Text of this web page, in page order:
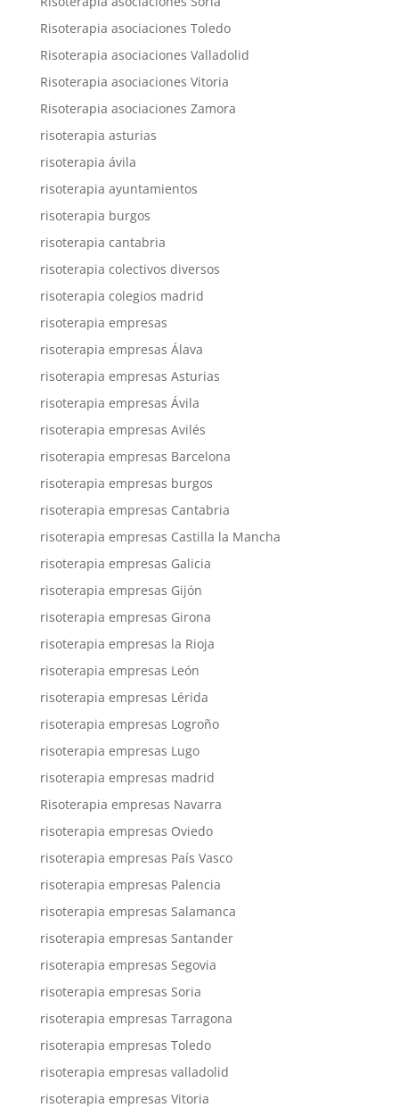
Risoterapia asociaciones Toledo
Risoterapia asociaciones Valladolid
Risoterapia asociaciones Vitoria
Risoterapia asociaciones Zamora
risoterapia asturias
risoterapia ávila
risoterapia ayuntamientos
risoterapia burgos
risoterapia cantabria
risoterapia colectivos diversos
risoterapia colegios madrid
risoterapia empresas
risoterapia empresas Álava
risoterapia empresas Asturias
risoterapia empresas Ávila
risoterapia empresas Avilés
risoterapia empresas Barcelona
risoterapia empresas burgos
risoterapia empresas Cantabria
risoterapia empresas Castilla la Mancha
risoterapia empresas Galicia
risoterapia empresas Gijón
risoterapia empresas Girona
risoterapia empresas la Rioja
risoterapia empresas León
risoterapia empresas Lérida
risoterapia empresas Logroño
risoterapia empresas Lugo
risoterapia empresas madrid
Risoterapia empresas Navarra
risoterapia empresas Oviedo
risoterapia empresas País Vasco
risoterapia empresas Palencia
risoterapia empresas Salamanca
risoterapia empresas Santander
risoterapia empresas Segovia
risoterapia empresas Soria
risoterapia empresas Tarragona
risoterapia empresas Toledo
risoterapia empresas valladolid
risoterapia empresas Vitoria